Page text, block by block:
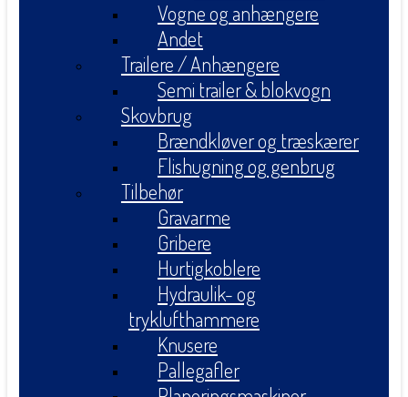
Vogne og anhængere
Andet
Trailere / Anhængere
Semi trailer & blokvogn
Skovbrug
Brændkløver og træskærer
Flishugning og genbrug
Tilbehør
Gravarme
Gribere
Hurtigkoblere
Hydraulik- og
tryklufthammere
Knusere
Pallegafler